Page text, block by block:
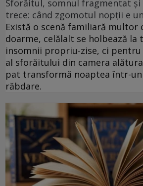
Sforăitul, somnul fragmentat și
trece: când zgomotul nopții e
Există o scenă familiară multor
doarme, celălalt se holbează la
insomnii propriu-zise, ci
al sforăitului din camera
pat transformă noaptea într-un
răbdare.